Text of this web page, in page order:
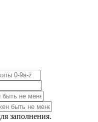
заполнения.